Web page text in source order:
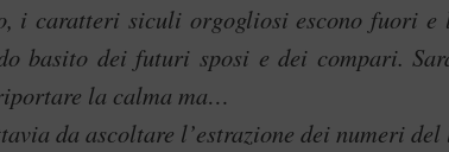
i caratteri siculi orgogliosi escono fuori
basito dei futuri sposi e dei compari.
la calma ma…
da ascoltare l’estrazione dei numeri del